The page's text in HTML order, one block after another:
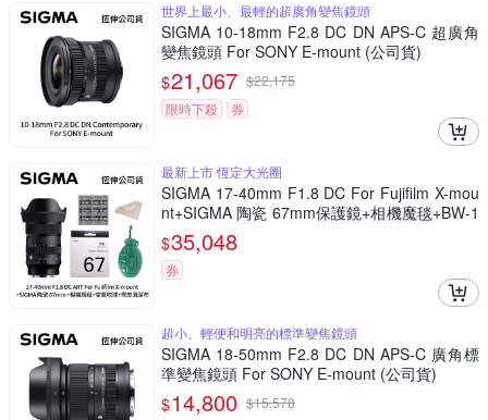
世界上最小、最輕的超廣角變焦鏡頭
SIGMA 10-18mm F2.8 DC DN APS-C 超廣角
變焦鏡頭 For SONY E-mount (公司貨)
$21,067 $22,175
限時下殺
券
最新上市 恆定大光圈
SIGMA 17-40mm F1.8 DC For Fujifilm X-mou
nt+SIGMA 陶瓷 67mm保護鏡+相機魔毯+BW-1
30吹球+3030麂皮清潔布 (公司貨)
$35,048
券
超小、輕便和明亮的標準變焦鏡頭
SIGMA 18-50mm F2.8 DC DN APS-C 廣角標
準變焦鏡頭 For SONY E-mount (公司貨)
$14,800 $15,578